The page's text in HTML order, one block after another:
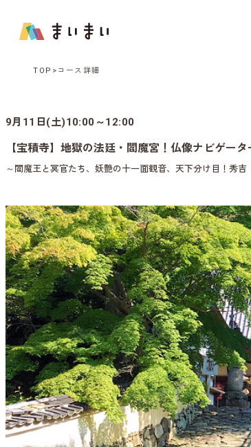
TOP コース詳細
9月11日(土)10:00～12:00
【宝積寺】地獄の法廷・閻魔宮！仏像ナビゲー
～閻魔王と冥官たち、妖艶の十一面観音、天下分け目！秀吉